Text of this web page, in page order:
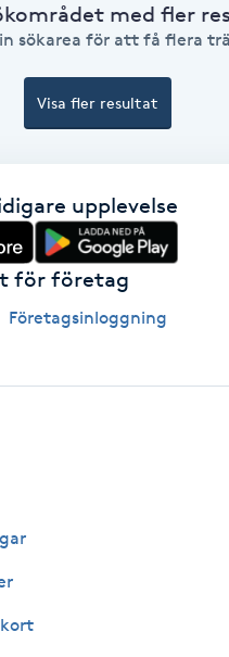
med fler
sökarea för att få flera
Visa fler resultat
upplevelse
för företag
Företagsinloggning